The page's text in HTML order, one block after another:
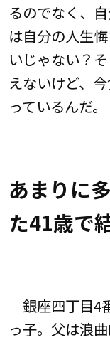
るのでなく、
は自分の人生
いじゃない？
えないけど、
っているんだ。
あまりに
た41歳で
銀座四丁目4
っ子。父は浪